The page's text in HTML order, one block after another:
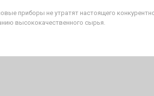
приборы не утратят настоящего
высококачественного сырья.